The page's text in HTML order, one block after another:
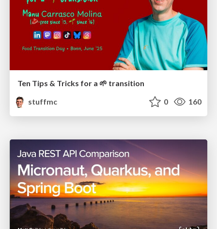
Ten Tips & Tricks for a 🌱 transition
stuffmc
0 160